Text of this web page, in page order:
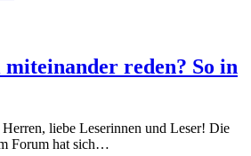
reden? So in
liebe Leserinnen und Leser! Die
Forum hat sich…